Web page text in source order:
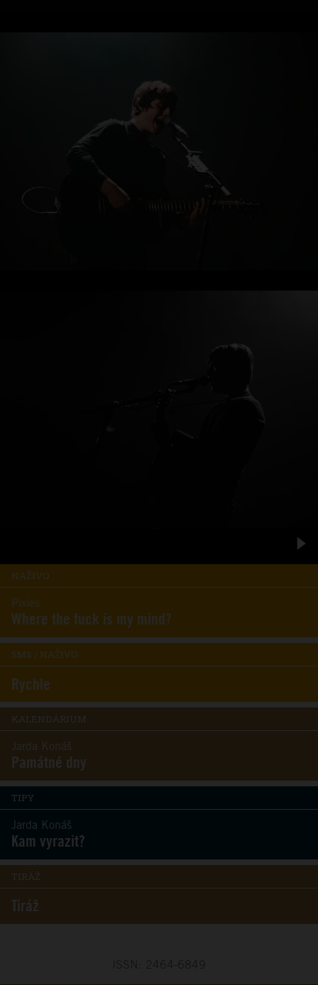
NAŽIVO
Pixies
Where the fuck is my mind?
SMS / NAŽIVO
Rychle
KALENDÁRIUM
Jarda Konáš
Památné dny
TIPY
Jarda Konáš
Kam vyrazit?
TIRÁŽ
Tiráž